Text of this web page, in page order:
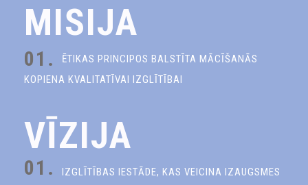
MISIJA
01.
ĒTIKAS PRINCIPOS BALSTĪTA MĀCĪŠANĀS
KOPIENA KVALITATĪVAI IZGLĪTĪBAI
VĪZIJA
01.
IZGLĪTĪBAS IESTĀDE, KAS VEICINA IZAUGSMES